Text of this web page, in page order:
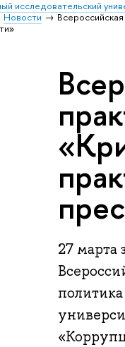
исследовательский
Новости
27